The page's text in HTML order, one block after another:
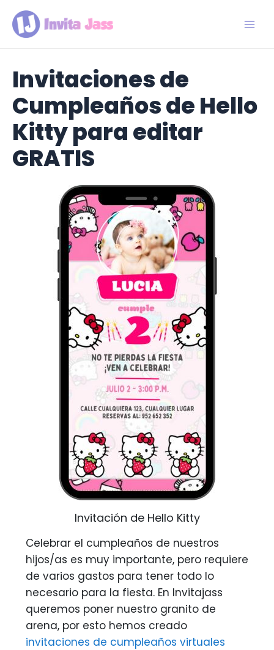
contenido
Invitaciones de
Cumpleaños de Hello
Kitty para editar
GRATIS
Invitación de Hello Kitty
Celebrar el cumpleaños de nuestros
hijos/as es muy importante, pero requiere
de varios gastos para tener todo lo
necesario para la fiesta. En Invitajass
queremos poner nuestro granito de
arena, por esto hemos creado
invitaciones de cumpleaños virtuales